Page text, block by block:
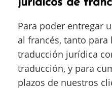
Para poder entregar
al francés, tanto para
traducción jurídica
traducción, y para
plazos de nuestros